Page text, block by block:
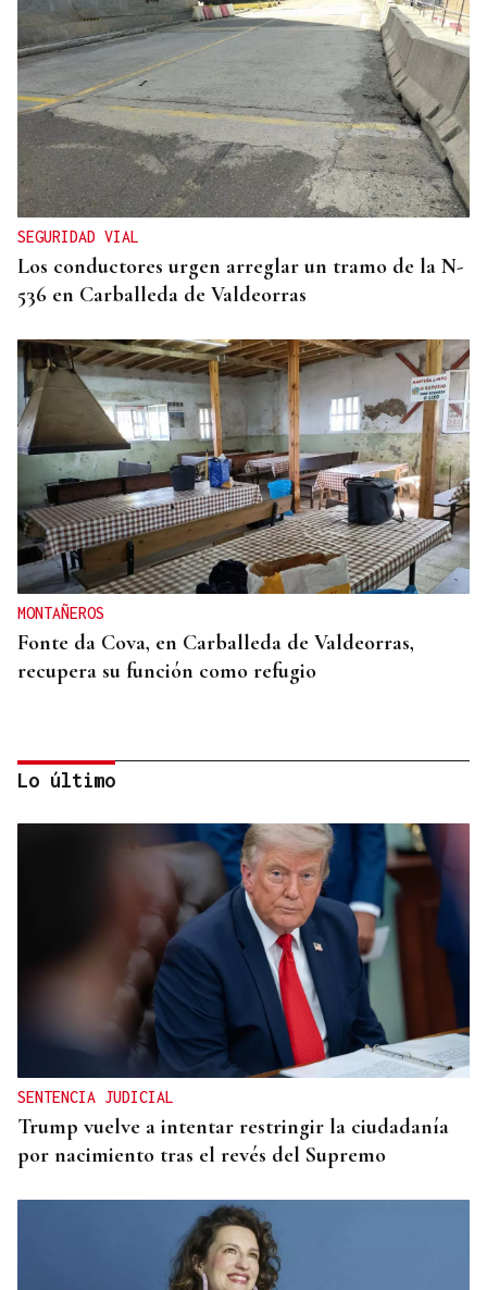
SEGURIDAD VIAL
Los conductores urgen arreglar un tramo de la N-
536 en Carballeda de Valdeorras
MONTAÑEROS
Fonte da Cova, en Carballeda de Valdeorras,
recupera su función como refugio
DAÑOS AMBIENTALES
La Fiscalía pide 6 años de prisión para los dos
acusados de extraer pizarra sin licencia en una
mina en Casaio
Lo último
SENTENCIA JUDICIAL
Trump vuelve a intentar restringir la ciudadanía
por nacimiento tras el revés del Supremo